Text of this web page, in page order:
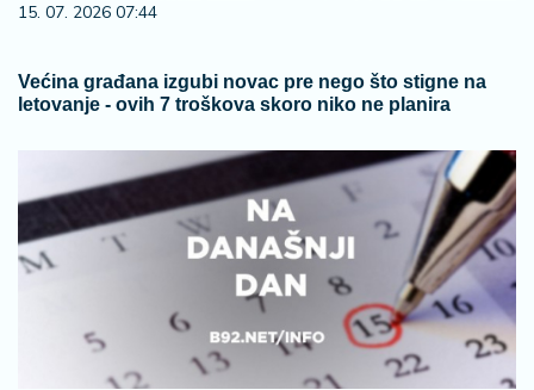
15. 07. 2026 07:44
Većina građana izgubi novac pre nego što stigne na
letovanje - ovih 7 troškova skoro niko ne planira